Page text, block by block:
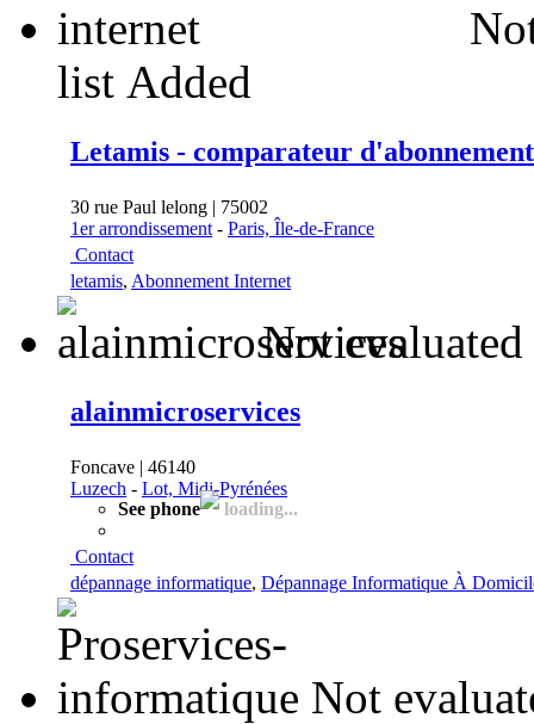
list Added
Letamis - comparateur
30 rue Paul lelong | 75002
1er arrondissement - Paris, Île-de-France
Contact
letamis, Abonnement Internet
Not
alainmicroservices
Foncave | 46140
Luzech - Lot, Midi-Pyrénées
See phone
loading...
Contact
dépannage informatique, Dépannage Informatique À
Not